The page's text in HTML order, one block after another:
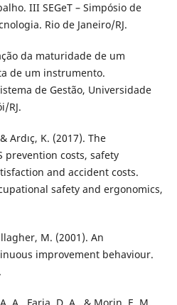
III SEGeT – Simpósio de
Rio de Janeiro/RJ.
da maturidade de um
de um instrumento.
de Gestão, Universidade
RJ.
Ardıç, K. (2017). The
prevention costs, safety
and accident costs.
safety and ergonomics,
M. (2001). An
improvement behaviour.